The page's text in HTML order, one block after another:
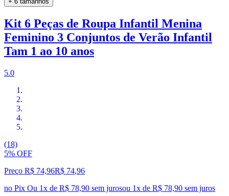
Kit 6 Peças de Roupa Infantil Menina
Feminino 3 Conjuntos de Verão Infantil
Tam 1 ao 10 anos
5.0
(18)
5% OFF
Preço R$ 74,96R$ 74,96
no Pix Ou 1x de R$ 78,90 sem jurosou 1x de R$ 78,90 sem juros